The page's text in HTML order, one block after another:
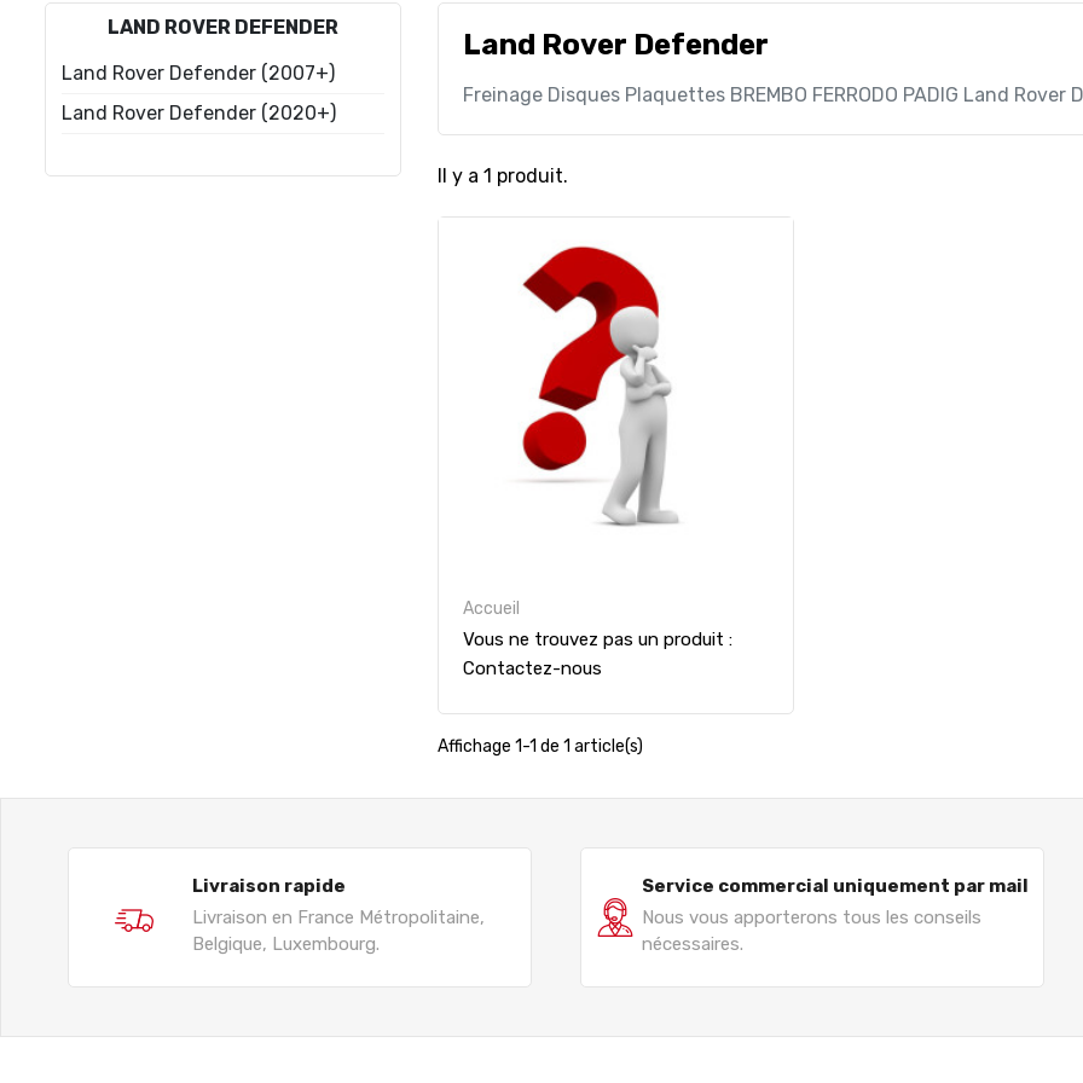
LAND ROVER DEFENDER
Land Rover Defender (2007+)
Land Rover Defender (2020+)
Land Rover Defender
Freinage Disques Plaquettes BREMBO FERRODO PADIG Land Rover
Il y a 1 produit.
Accueil
Vous ne trouvez pas un produit :
Contactez-nous
Affichage 1-1 de 1 article(s)
Livraison rapide
Livraison en France Métropolitaine,
Belgique, Luxembourg.
Service commercial uniquement par mail
Nous vous apporterons tous les conseils
nécessaires.